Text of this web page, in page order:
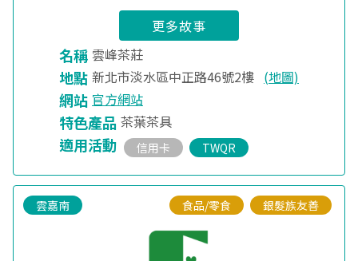
更多故事
名稱 雲峰茶莊
地點 新北市淡水區中正路46號2樓 (地圖)
網站 官方網站
特色產品 茶葉茶具
適用活動 信用卡 TWQR
雲嘉南 食品/零食 銀髮族友善